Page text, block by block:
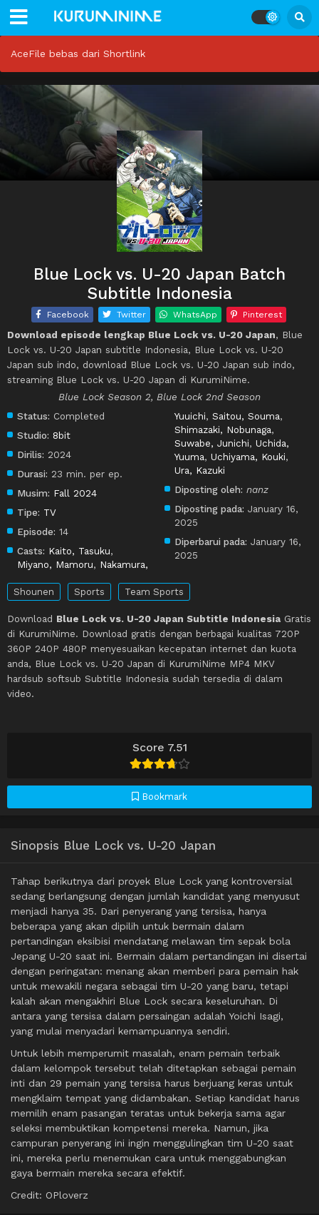
AceFile bebas dari Shortlink
Score 7.51
Bookmark
Blue Lock vs. U-20 Japan Batch
Subtitle Indonesia
Facebook Twitter WhatsApp Pinterest
Download episode lengkap Blue Lock vs. U-20 Japan, Blue
Lock vs. U-20 Japan subtitle Indonesia, Blue Lock vs. U-20
Japan sub indo, download Blue Lock vs. U-20 Japan sub indo,
streaming Blue Lock vs. U-20 Japan di KurumiNime.
Blue Lock Season 2, Blue Lock 2nd Season
Status: Completed
Studio: 8bit
Dirilis: 2024
Durasi: 23 min. per ep.
Musim: Fall 2024
Tipe: TV
Episode: 14
Casts: Kaito, Tasuku,
Miyano, Mamoru, Nakamura,
Yuuichi,Saitou, Souma,
Shimazaki, Nobunaga,
Suwabe, Junichi,Uchida,
Yuuma,Uchiyama, Kouki,
Ura, Kazuki
Diposting oleh: nanz
Diposting pada: January 16,
2025
Diperbarui pada: January 16,
2025
Shounen Sports Team Sports
Download Blue Lock vs. U-20 Japan Subtitle Indonesia Gratis
di KurumiNime. Download gratis dengan berbagai kualitas 720P
360P 240P 480P menyesuaikan kecepatan internet dan kuota
anda, Blue Lock vs. U-20 Japan di KurumiNime MP4 MKV
hardsub softsub Subtitle Indonesia sudah tersedia di dalam
video.
Sinopsis Blue Lock vs. U-20 Japan
Tahap berikutnya dari proyek Blue Lock yang kontroversial
sedang berlangsung dengan jumlah kandidat yang menyusut
menjadi hanya 35. Dari penyerang yang tersisa, hanya
beberapa yang akan dipilih untuk bermain dalam
pertandingan eksibisi mendatang melawan tim sepak bola
Jepang U-20 saat ini. Bermain dalam pertandingan ini disertai
dengan peringatan: menang akan memberi para pemain hak
untuk mewakili negara sebagai tim U-20 yang baru, tetapi
kalah akan mengakhiri Blue Lock secara keseluruhan. Di
antara yang tersisa dalam persaingan adalah Yoichi Isagi,
yang mulai menyadari kemampuannya sendiri.
Untuk lebih memperumit masalah, enam pemain terbaik
dalam kelompok tersebut telah ditetapkan sebagai pemain
inti dan 29 pemain yang tersisa harus berjuang keras untuk
mengklaim tempat yang didambakan. Setiap kandidat harus
memilih enam pasangan teratas untuk bekerja sama agar
seleksi membuktikan kompetensi mereka. Namun, jika
campuran penyerang ini ingin menggulingkan tim U-20 saat
ini, mereka perlu menemukan cara untuk menggabungkan
gaya bermain mereka secara efektif.
Credit: OPloverz